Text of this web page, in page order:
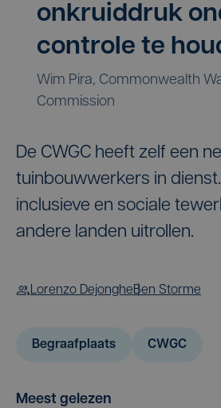
onkruiddruk
controle te
Wim Pira, Commonwealth
Commission
De CWGC heeft zelf een
tuinbouwwerkers in
inclusieve en sociale
andere landen uitrollen.
Lorenzo DejongheBen Storme
Begraafplaats CWGC
Meest gelezen